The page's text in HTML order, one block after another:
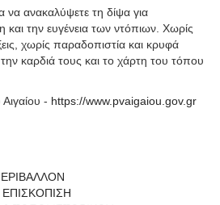
να ανακαλύψετε τη δίψα για
και την ευγένεια των ντόπιων. Χωρίς
χωρίς παραδοπιστία και κρυφά
καρδιά τους και το χάρτη του τόπου
- https://www.pvaigaiou.gov.gr
ΕΠΙΣΚΟΠΙΣΗ